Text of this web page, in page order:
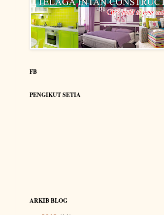
FB
PENGIKUT SETIA
ARKIB BLOG